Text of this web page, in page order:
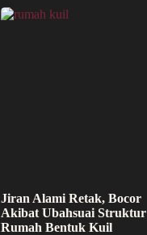
Jiran Alami Retak, Bocor
Akibat Ubahsuai Struktur
Rumah Bentuk Kuil